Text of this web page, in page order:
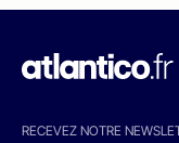
RECEVEZ NOTRE